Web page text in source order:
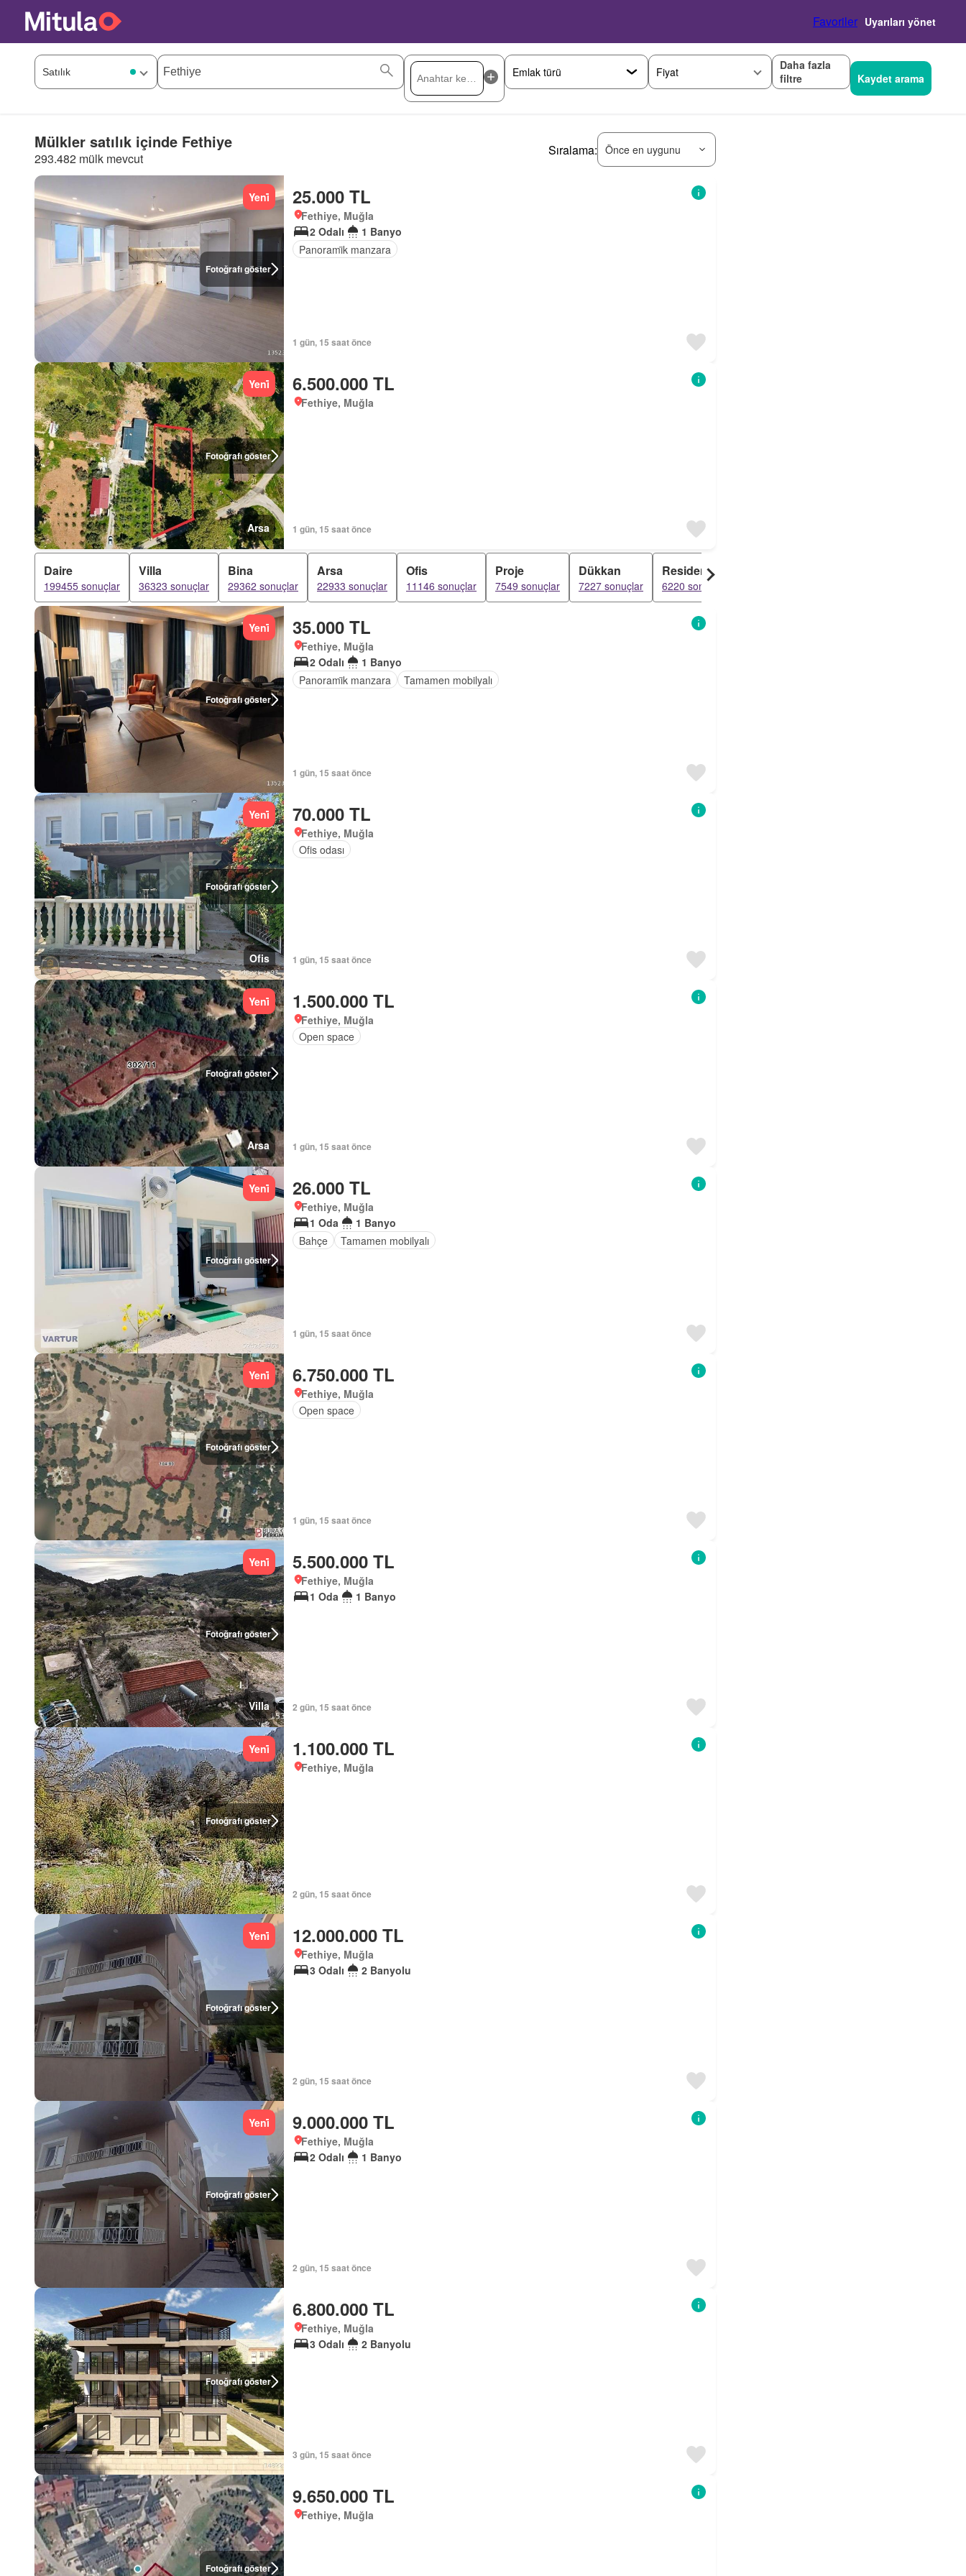
Favoriler Uyarıları yönet
Fiyat
Daha fazla
filtre
Kaydet arama
Mülkler satılık içinde Fethiye
293.482 mülk mevcut
Sıralama: Önce en uygunu
Fotoğrafı göster
Yeni̇ 25.000 TL
Fethiye, Muğla
2 Odalı
1 Banyo
Panorami̇k manzara
1 gün, 15 saat önce
Fotoğrafı göster
Yeni̇
Arsa
6.500.000 TL
Fethiye, Muğla
1 gün, 15 saat önce
Daire
199455 sonuçlar
Villa
36323 sonuçlar
Bina
29362 sonuçlar
Arsa
22933 sonuçlar
Ofis
11146 sonuçlar
Proje
7549 sonuçlar
Dükkan
7227 sonuçlar
Residence
6220 sonuçlar
Fotoğrafı göster
Yeni̇ 35.000 TL
Fethiye, Muğla
2 Odalı
1 Banyo
Panorami̇k manzara
Tamamen mobilyalı
1 gün, 15 saat önce
Fotoğrafı göster
Yeni̇
Ofis
70.000 TL
Fethiye, Muğla
Ofis odası
1 gün, 15 saat önce
Fotoğrafı göster
Yeni̇
Arsa
1.500.000 TL
Fethiye, Muğla
Open space
1 gün, 15 saat önce
Fotoğrafı göster
Yeni̇ 26.000 TL
Fethiye, Muğla
1 Oda
1 Banyo
Bahçe
Tamamen mobilyalı
1 gün, 15 saat önce
Fotoğrafı göster
Yeni̇ 6.750.000 TL
Fethiye, Muğla
Open space
1 gün, 15 saat önce
Fotoğrafı göster
Yeni̇
Villa
5.500.000 TL
Fethiye, Muğla
1 Oda
1 Banyo
2 gün, 15 saat önce
Fotoğrafı göster
Yeni̇ 1.100.000 TL
Fethiye, Muğla
2 gün, 15 saat önce
Fotoğrafı göster
Yeni̇ 12.000.000 TL
Fethiye, Muğla
3 Odalı
2 Banyolu
2 gün, 15 saat önce
Fotoğrafı göster
Yeni̇ 9.000.000 TL
Fethiye, Muğla
2 Odalı
1 Banyo
2 gün, 15 saat önce
Fotoğrafı göster
6.800.000 TL
Fethiye, Muğla
3 Odalı
2 Banyolu
3 gün, 15 saat önce
Fotoğrafı göster
9.650.000 TL
Fethiye, Muğla